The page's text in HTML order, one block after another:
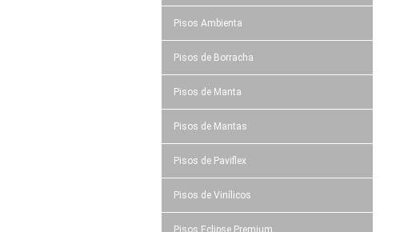
Pisos Ambienta
Pisos de Borracha
Pisos de Manta
Pisos de Mantas
Pisos de Paviflex
Pisos de Vinílicos
Pisos Eclipse Premium